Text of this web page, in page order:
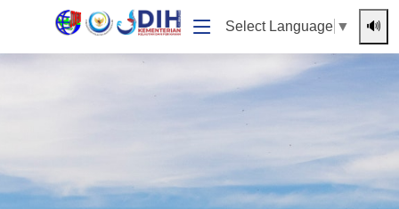
Select Language ▼ 🔊